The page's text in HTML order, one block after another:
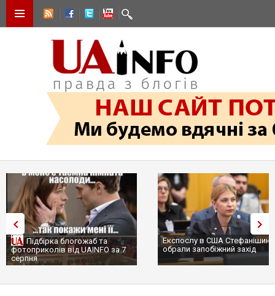
Підбірка блогожаб та
фотоприколів від UAINFO за 7
серпня
Експослу в США
обрали запобіжний захід